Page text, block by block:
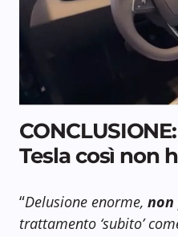
Tesla così non
“Delusione enorme,
trattamento ‘subito’